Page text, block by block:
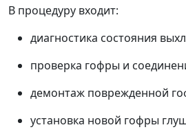
В процедуру входит:
диагностика состояния
проверка гофры и
демонтаж поврежденной
установка новой гофры